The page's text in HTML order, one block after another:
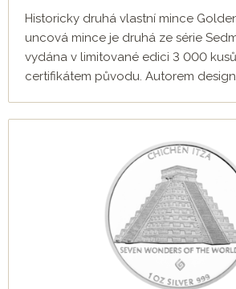
Historicky druhá vlastní mince
uncová mince je druhá ze série
vydána v limitované edici 3 000
certifikátem původu. Autorem